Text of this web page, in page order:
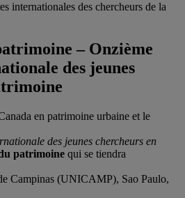
internationales des chercheurs de la
– Onzième
des jeunes
en patrimoine urbaine et le
des jeunes chercheurs en
patrimoine qui se tiendra
Campinas (UNICAMP), Sao Paulo,